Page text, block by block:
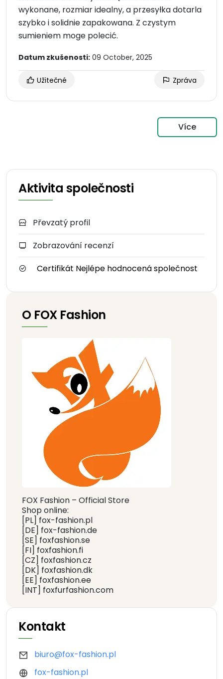
wykonane, rozmiar idealny, a przesyłka dotarla
szybko i solidnie zapakowana. Z czystym
sumieniem moge polecić.
Datum zkušenosti: 09 October, 2025
Užitečné Zpráva
Více
Aktivita společnosti
Převzatý profil
Zobrazování recenzí
Certifikát Nejlépe hodnocená společnost
O FOX Fashion
FOX Fashion – Official Store
Shop online:
[PL] fox-fashion.pl
[DE] fox-fashion.de
[SE] foxfashion.se
[FI] foxfashion.fi
[CZ] foxfashion.cz
[DK] foxfashion.dk
[EE] foxfashion.ee
[INT] foxfurfashion.com
Kontakt
biuro@fox-fashion.pl
fox-fashion.pl